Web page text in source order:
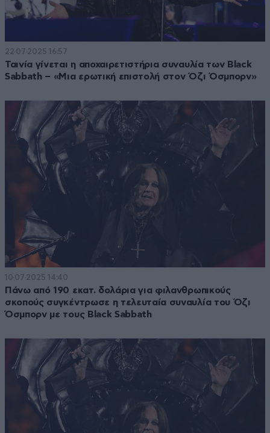
22·07·2025 16:57
Ταινία γίνεται η αποχαιρετιστήρια συναυλία των Black
Sabbath – «Μια ερωτική επιστολή στον Όζι Όσμπορν»
10·07·2025 14:40
Πάνω από 190 εκατ. δολάρια για φιλανθρωπικούς
σκοπούς συγκέντρωσε η τελευταία συναυλία του Όζι
Όσμπορν με τους Black Sabbath